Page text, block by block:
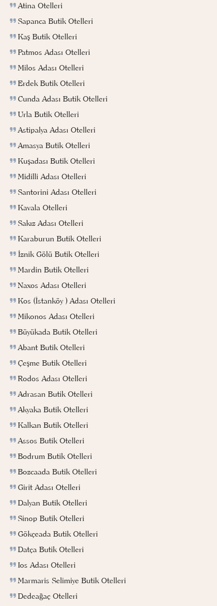
Atina Otelleri
Sapanca Butik Otelleri
Kaş Butik Otelleri
Patmos Adası Otelleri
Milos Adası Otelleri
Erdek Butik Otelleri
Cunda Adası Butik Otelleri
Urla Butik Otelleri
Astipalya Adası Otelleri
Amasya Butik Otelleri
Kuşadası Butik Otelleri
Midilli Adası Otelleri
Santorini Adası Otelleri
Kavala Otelleri
Sakız Adası Otelleri
Karaburun Butik Otelleri
İznik Gölü Butik Otelleri
Mardin Butik Otelleri
Naxos Adası Otelleri
Kos (İstanköy ) Adası Otelleri
Mikonos Adası Otelleri
Büyükada Butik Otelleri
Abant Butik Otelleri
Çeşme Butik Otelleri
Rodos Adası Otelleri
Adrasan Butik Otelleri
Akyaka Butik Otelleri
Kalkan Butik Otelleri
Assos Butik Otelleri
Bodrum Butik Otelleri
Bozcaada Butik Otelleri
Girit Adası Otelleri
Dalyan Butik Otelleri
Sinop Butik Otelleri
Gökçeada Butik Otelleri
Datça Butik Otelleri
Ios Adası Otelleri
Marmaris Selimiye Butik Otelleri
Dedeağaç Otelleri